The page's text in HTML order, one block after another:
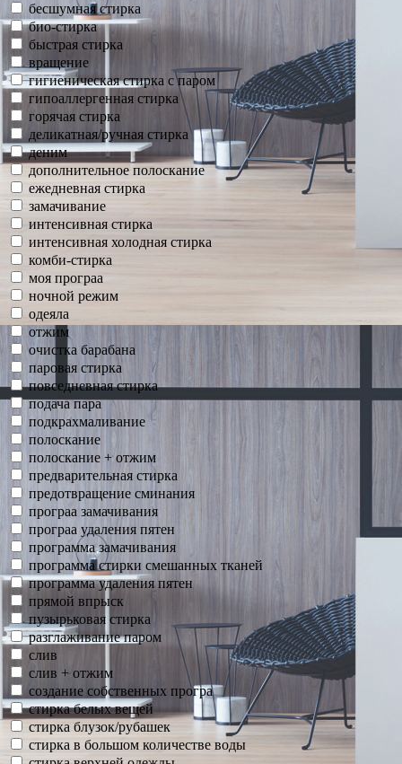
бесшумная стирка
био-стирка
быстрая стирка
вращение
гигиеническая стирка с паром
гипоаллергенная стирка
горячая стирка
деликатная/ручная стирка
деним
дополнительное полоскание
ежедневная стирка
замачивание
интенсивная стирка
интенсивная холодная стирка
комби-стирка
моя програа
ночной режим
одеяла
отжим
очистка барабана
паровая стирка
повседневная стирка
подача пара
подкрахмаливание
полоскание
полоскание + отжим
предварительная стирка
предотвращение сминания
програа замачивания
програа удаления пятен
программа замачивания
программа стирки смешанных тканей
программа удаления пятен
прямой впрыск
пузырьковая стирка
разглаживание паром
слив
слив + отжим
создание собственных програ
стирка белых вещей
стирка блузок/рубашек
стирка в большом количестве воды